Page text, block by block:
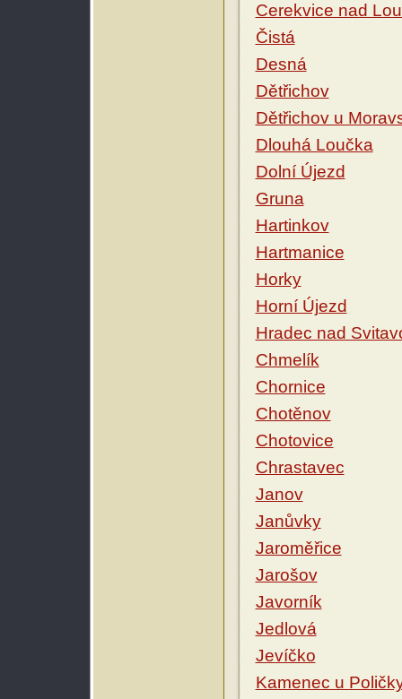
Cerekvice nad
Čistá
Desná
Dětřichov
Dětřichov u
Dlouhá Loučka
Dolní Újezd
Gruna
Hartinkov
Hartmanice
Horky
Horní Újezd
Hradec nad
Chmelík
Chornice
Chotěnov
Chotovice
Chrastavec
Janov
Janůvky
Jaroměřice
Jarošov
Javorník
Jedlová
Jevíčko
Kamenec u